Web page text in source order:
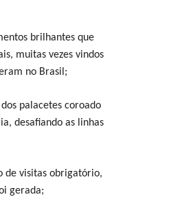
brilhantes que
muitas vezes vindos
no Brasil;
palacetes coroado
desafiando as linhas
de visitas obrigatório,
gerada;